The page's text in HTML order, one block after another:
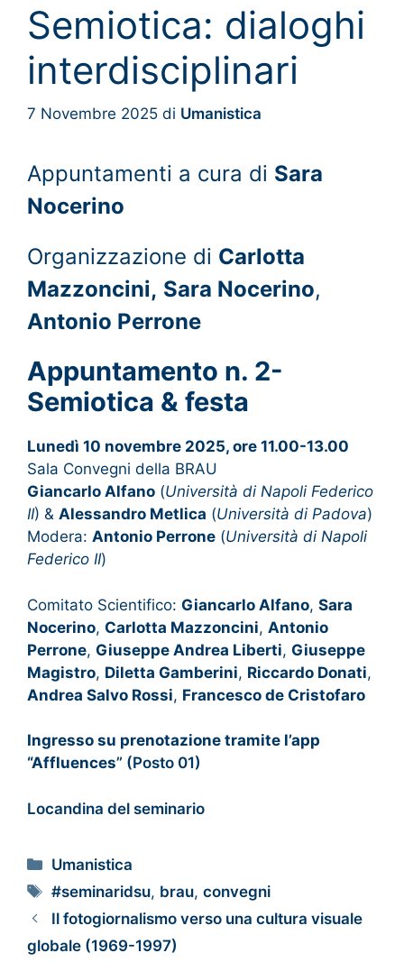
Semiotica: dialoghi
interdisciplinari
7 Novembre 2025 di Umanistica
Appuntamenti a cura di Sara
Nocerino
Organizzazione di Carlotta
Mazzoncini, Sara Nocerino,
Antonio Perrone
Appuntamento n. 2-
Semiotica & festa
Lunedì 10 novembre 2025, ore 11.00-13.00
Sala Convegni della BRAU
Giancarlo Alfano (Università di Napoli Federico
II) & Alessandro Metlica (Università di Padova)
Modera: Antonio Perrone (Università di Napoli
Federico II)
Comitato Scientifico: Giancarlo Alfano, Sara
Nocerino, Carlotta Mazzoncini, Antonio
Perrone, Giuseppe Andrea Liberti, Giuseppe
Magistro, Diletta Gamberini, Riccardo Donati,
Andrea Salvo Rossi, Francesco de Cristofaro
Ingresso su prenotazione tramite l’app
“Affluences” (Posto 01)
Locandina del seminario
Umanistica
#seminaridsu, brau,convegni
Il fotogiornalismo verso una cultura visuale
globale (1969-1997)